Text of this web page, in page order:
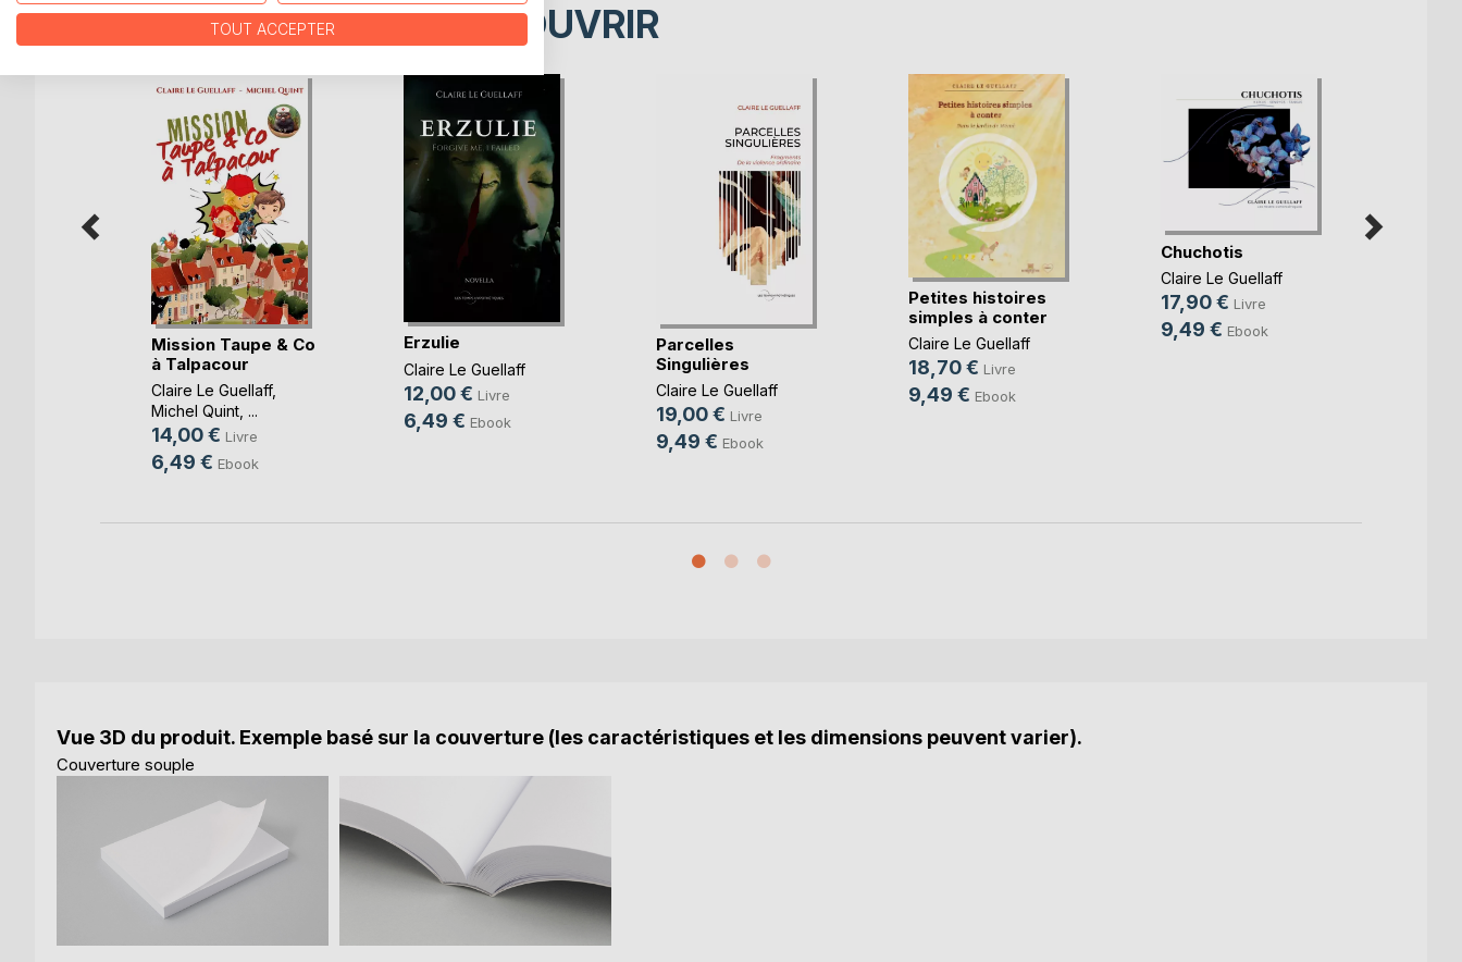
D’AUTRES TITRES À DÉCOUVRIR
Mission Taupe & Co
à Talpacour
Claire Le Guellaff,
Michel Quint, ...
14,00 € Livre
6,49 € Ebook
Erzulie
Claire Le Guellaff
12,00 € Livre
6,49 € Ebook
Parcelles
Singulières
Claire Le Guellaff
19,00 € Livre
9,49 € Ebook
Petites histoires
simples à conter
Claire Le Guellaff
18,70 € Livre
9,49 € Ebook
Chuchotis
Claire Le Guellaff
17,90 € Livre
9,49 € Ebook
Vue 3D du produit. Exemple basé sur la couverture (les caractéristiques et les dimensions peuvent varier).
Couverture souple
TOUT ACCEPTER